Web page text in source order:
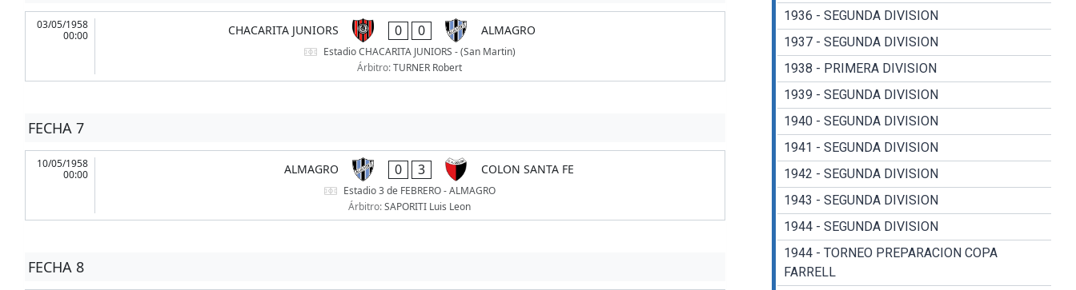
03/05/1958
00:00
CHACARITA JUNIORS 0 0 ALMAGRO
Estadio CHACARITA JUNIORS - (San Martin)
Árbitro:TURNER Robert
FECHA 7
10/05/1958
00:00
ALMAGRO 0 3 COLON SANTA FE
Estadio 3 de FEBRERO - ALMAGRO
Árbitro:SAPORITI Luis Leon
FECHA 8
1936 - SEGUNDA DIVISION
1937 - SEGUNDA DIVISION
1938 - PRIMERA DIVISION
1939 - SEGUNDA DIVISION
1940 - SEGUNDA DIVISION
1941 - SEGUNDA DIVISION
1942 - SEGUNDA DIVISION
1943 - SEGUNDA DIVISION
1944 - SEGUNDA DIVISION
1944 - TORNEO PREPARACION COPA
FARRELL